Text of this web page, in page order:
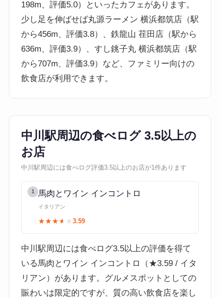
198m、評価5.0）といったカフェがあります。
少し足を伸ばせば丸源ラーメン 横浜都筑店（駅
から456m、評価3.8）、鉄龍山 荏田店（駅から
636m、評価3.9）、すし銚子丸 横浜都筑店（駅
から707m、評価3.9）など、ファミリー向けの
飲食店が利用できます。
中川駅周辺の食べログ 3.5以上の
お店
中川駅周辺には食べログ評価3.5以上のお店が1件あります
1 馬肉とワイン インコントロ
イタリアン
★★★★★
★★★★★ 3.59
中川駅周辺には食べログ3.5以上の評価を得て
いる馬肉とワイン インコントロ（★3.59 / イタ
リアン）があります。グルメスポットとしての
賑わいは限定的ですが、質の高い飲食店を楽し